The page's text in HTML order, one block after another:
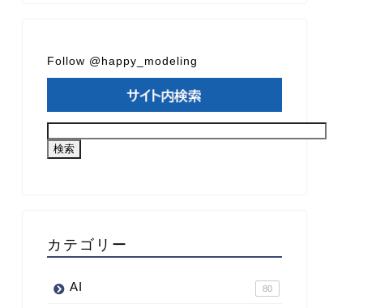
Follow @happy_modeling
カテゴリー
AI 80